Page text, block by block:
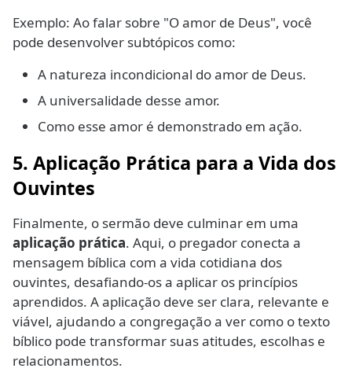
Exemplo: Ao falar sobre "O amor de Deus", você
pode desenvolver subtópicos como:
A natureza incondicional do amor de Deus.
A universalidade desse amor.
Como esse amor é demonstrado em ação.
5. Aplicação Prática para a Vida dos
Ouvintes
Finalmente, o sermão deve culminar em uma
aplicação prática. Aqui, o pregador conecta a
mensagem bíblica com a vida cotidiana dos
ouvintes, desafiando-os a aplicar os princípios
aprendidos. A aplicação deve ser clara, relevante e
viável, ajudando a congregação a ver como o texto
bíblico pode transformar suas atitudes, escolhas e
relacionamentos.